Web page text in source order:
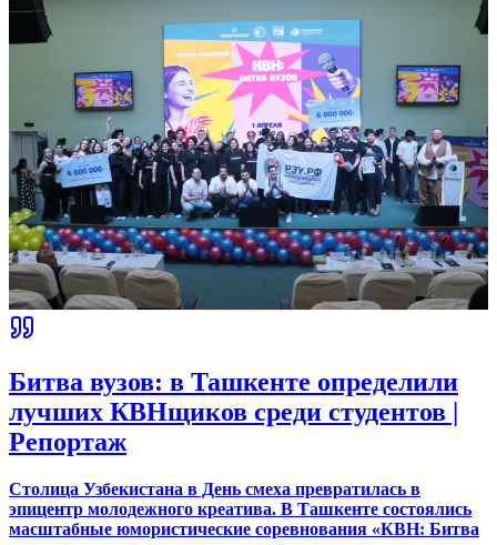
Битва вузов: в Ташкенте определили
лучших КВНщиков среди студентов |
Репортаж
Столица Узбекистана в День смеха превратилась в
эпицентр молодежного креатива. В Ташкенте состоялись
масштабные юмористические соревнования «КВН: Битва